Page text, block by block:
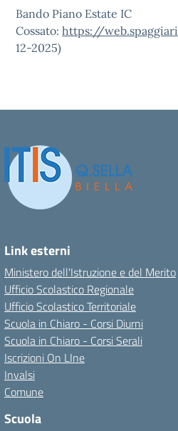
Bando Piano Estate IC
Cossato: https://
12-2025)
Link esterni
Ministero dell'Istruzione e del Merito
Ufficio Scolastico Regionale
Ufficio Scolastico Territoriale
Scuola in Chiaro - Corsi Diurni
Scuola in Chiaro - Corsi Serali
Iscrizioni On LIne
Invalsi
Comune
Scuola